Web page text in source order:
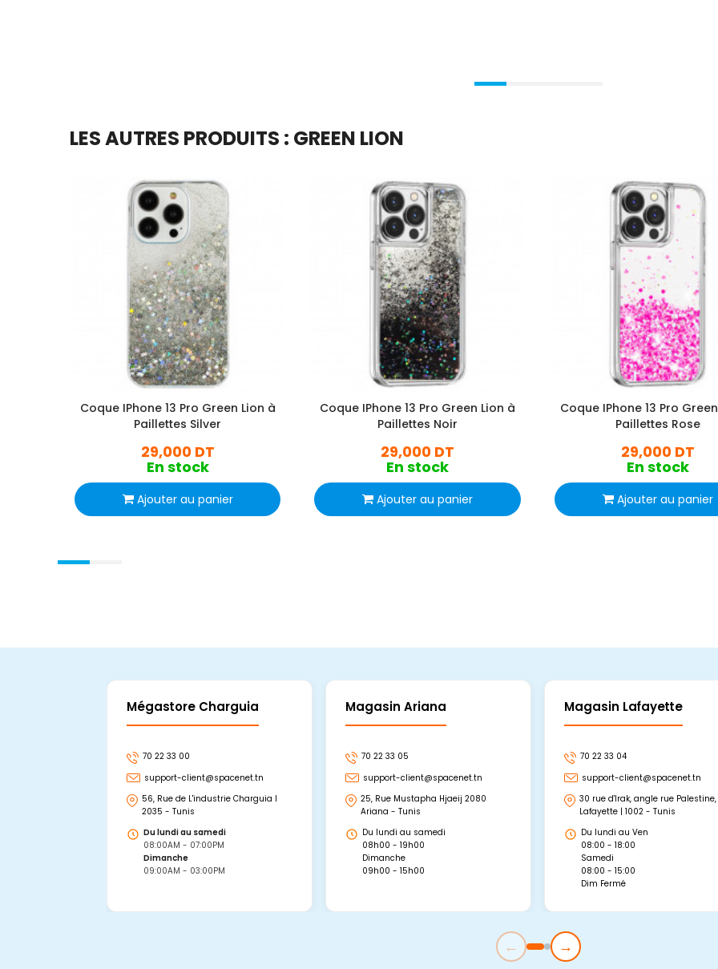
LES AUTRES PRODUITS : GREEN LION
Coque IPhone 13 Pro Green Lion à
Paillettes Silver
29,000 DT
En stock
Ajouter au panier
Coque IPhone 13 Pro Green Lion à
Paillettes Noir
29,000 DT
En stock
Ajouter au panier
Coque IPhone 13 Pro
Paillettes Rose
29,000 DT
En stock
Ajouter au panier
Mégastore Charguia
70 22 33 00
support-client@spacenet.tn
56, Rue de L'industrie Charguia I
2035 - Tunis
Du lundi au samedi
08:00AM - 07:00PM
Dimanche
09:00AM - 03:00PM
Magasin Ariana
70 22 33 05
support-client@spacenet.tn
25, Rue Mustapha Hjaeij 2080
Ariana - Tunis
Du lundi au samedi
08h00 - 19h00
Dimanche
09h00 - 15h00
Magasin Lafayette
70 22 33 04
support-client@spacenet.tn
30 rue d'Irak, angle rue Palestine,
Lafayette | 1002 - Tunis
Du lundi au Ven
08:00 - 18:00
Samedi
08:00 - 15:00
Dim Fermé
← →